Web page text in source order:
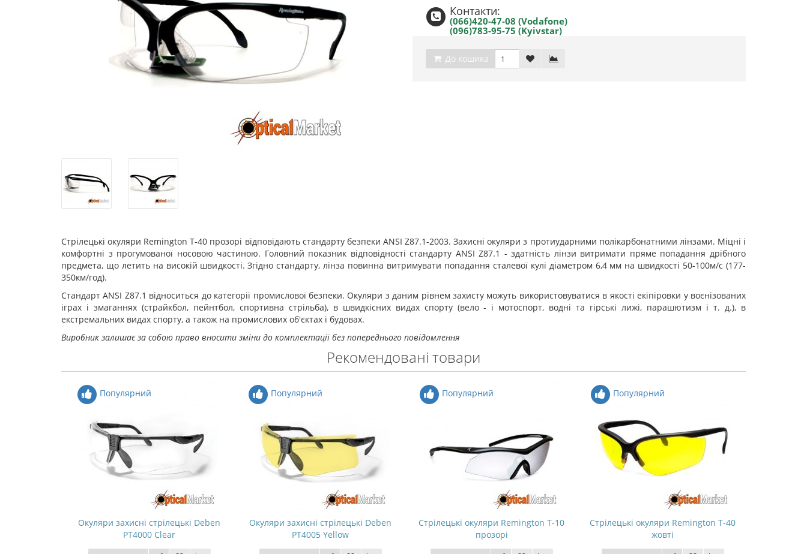
Контакти:
(066)420-47-08 (Vodafone)
(096)783-95-75 (Kyivstar)
До кошика
Стрілецькі окуляри Remington T-40 прозорі відповідають стандарту безпеки ANSI Z87.1-2003. Захисні окуляри з протиударними полікарбонатними лінзами. Міцні і
комфортні з прогумованої носовою частиною. Головний показник відповідності стандарту ANSI Z87.1 - здатність лінзи витримати пряме попадання дрібного
предмета, що летить на високій швидкості. Згідно стандарту, лінза повинна витримувати попадання сталевої кулі діаметром 6,4 мм на швидкості 50-100м/с (177-
350км/год).
Стандарт ANSI Z87.1 відноситься до категорії промислової безпеки. Окуляри з даним рівнем захисту можуть використовуватися в якості екіпіровки у воєнізованих
іграх і змаганнях (страйкбол, пейнтбол, спортивна стрільба), в швидкісних видах спорту (вело - і мотоспорт, водні та гірські лижі, парашютизм і т. д.), в
екстремальних видах спорту, а також на промислових об'єктах і будовах.
Виробник залишає за собою право вносити зміни до комплектації без попереднього повідомлення
Рекомендовані товари
Популярний
Окуляри захисні стрілецькі Deben
PT4000 Clear
Популярний
Окуляри захисні стрілецькі Deben
PT4005 Yellow
Популярний
Стрілецькі окуляри Remington T-10
прозорі
Популярний
Стрілецькі окуляри Remington T-40
жовті